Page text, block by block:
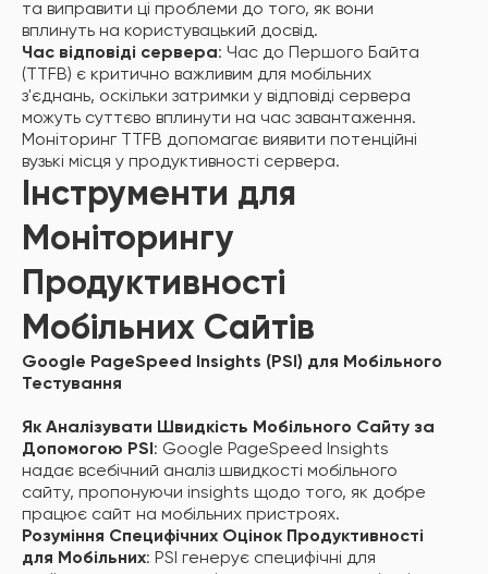
та виправити ці проблеми до того, як вони
вплинуть на користувацький досвід.
Час відповіді сервера: Час до Першого Байта
(TTFB) є критично важливим для мобільних
з'єднань, оскільки затримки у відповіді сервера
можуть суттєво вплинути на час завантаження.
Моніторинг TTFB допомагає виявити потенційні
вузькі місця у продуктивності сервера.
Інструменти для
Моніторингу
Продуктивності
Мобільних Сайтів
Google PageSpeed Insights (PSI) для Мобільного
Тестування
Як Аналізувати Швидкість Мобільного Сайту за
Допомогою PSI : Google PageSpeed Insights
надає всебічний аналіз швидкості мобільного
сайту, пропонуючи insights щодо того, як добре
працює сайт на мобільних пристроях.
Розуміння Специфічних Оцінок Продуктивності
для Мобільних: PSI генерує специфічні для